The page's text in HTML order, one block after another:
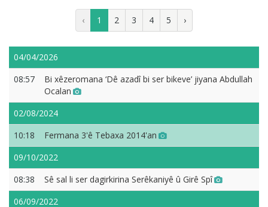
‹ 1 2 3 4 5 ›
04/04/2026
08:57
Bi xêzeromana ‘Dê azadî bi ser bikeve’ jiyana Abdullah
Ocalan
02/08/2024
10:18
Fermana 3'ê Tebaxa 2014'an
09/10/2022
08:38
Sê sal li ser dagirkirina Serêkaniyê û Girê Spî
06/09/2022